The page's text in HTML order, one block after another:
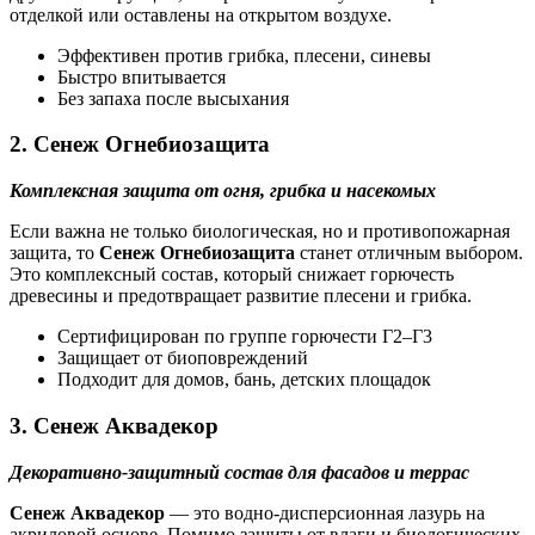
отделкой или оставлены на открытом воздухе.
Эффективен против грибка, плесени, синевы
Быстро впитывается
Без запаха после высыхания
2. Сенеж Огнебиозащита
Комплексная защита от огня, грибка и насекомых
Если важна не только биологическая, но и противопожарная
защита, то Сенеж Огнебиозащита станет отличным выбором.
Это комплексный состав, который снижает горючесть
древесины и предотвращает развитие плесени и грибка.
Сертифицирован по группе горючести Г2–Г3
Защищает от биоповреждений
Подходит для домов, бань, детских площадок
3. Сенеж Аквадекор
Декоративно-защитный состав для фасадов и террас
Сенеж Аквадекор — это водно-дисперсионная лазурь на